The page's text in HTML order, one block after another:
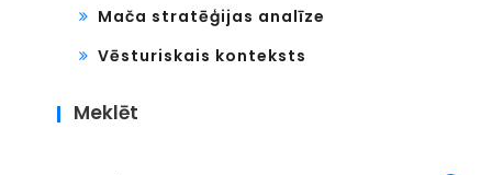
Mača stratēģijas analīze
Vēsturiskais konteksts
Meklēt